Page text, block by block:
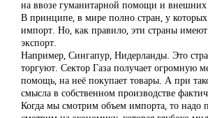
на ввозе гуманитарной помощи и
В принципе, в мире полно стран, у
импорт. Но, как правило, эти страны
экспорт.
Например, Сингапур, Нидерланды. Это
торгуют. Сектор Газа получает огромную
помощь, на неё покупает товары. А при
смысла в собственном производстве
Когда мы смотрим объем импорта, то надо